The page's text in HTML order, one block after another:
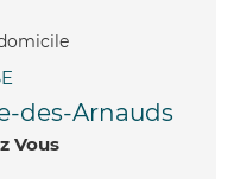
des-Arnauds
Vous